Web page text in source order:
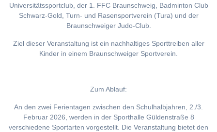
Universitätssportclub, der 1. FFC Braunschweig, Badminton Club
Schwarz-Gold, Turn- und Rasensportverein (Tura) und der
Braunschweiger Judo-Club.
Ziel dieser Veranstaltung ist ein nachhaltiges Sporttreiben aller
Kinder in einem Braunschweiger Sportverein.
Zum Ablauf:
An den zwei Ferientagen zwischen den Schulhalbjahren, 2./3.
Februar 2026, werden in der Sporthalle Güldenstraße 8
verschiedene Sportarten vorgestellt. Die Veranstaltung bietet den